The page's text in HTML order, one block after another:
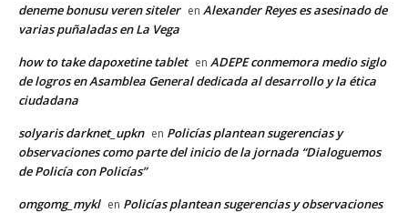
deneme bonusu veren siteler en Alexander Reyes es asesinado de
varias puñaladas en La Vega
how to take dapoxetine tablet en ADEPE conmemora medio siglo
de logros en Asamblea General dedicada al desarrollo y la ética
ciudadana
solyaris darknet_upkn en Policías plantean sugerencias y
observaciones como parte del inicio de la jornada “Dialoguemos
de Policía con Policías”
omgomg_mykl en Policías plantean sugerencias y observaciones